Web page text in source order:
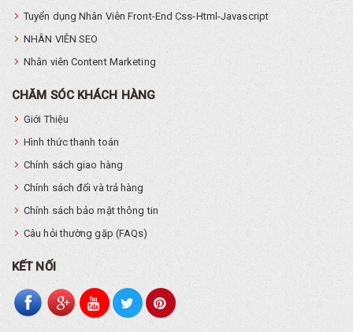
Tuyển dụng Nhân Viên Front-End Css-Html-Javascript
NHÂN VIÊN SEO
Nhân viên Content Marketing
CHĂM SÓC KHÁCH HÀNG
Giới Thiệu
Hình thức thanh toán
Chính sách giao hàng
Chính sách đổi và trả hàng
Chính sách bảo mật thông tin
Câu hỏi thường gặp (FAQs)
KẾT NỐI